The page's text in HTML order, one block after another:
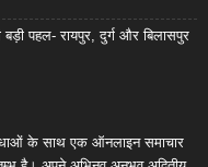
बड़ी पहल- रायपुर, दुर्ग और बिलासपुर
के साथ एक ऑनलाइन समाचार